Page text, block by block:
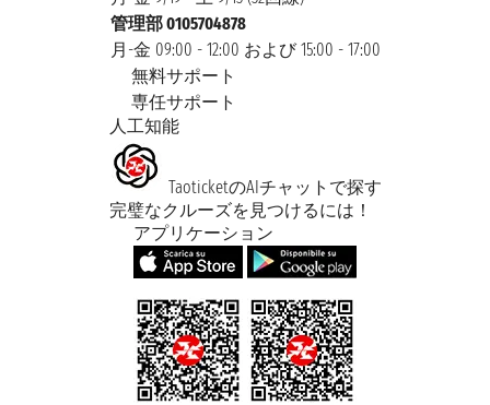
管理部 0105704878
月-金 09:00 - 12:00 および 15:00 - 17:00
無料サポート
専任サポート
人工知能
TaoticketのAIチャットで探す
完璧なクルーズを見つけるには！
アプリケーション